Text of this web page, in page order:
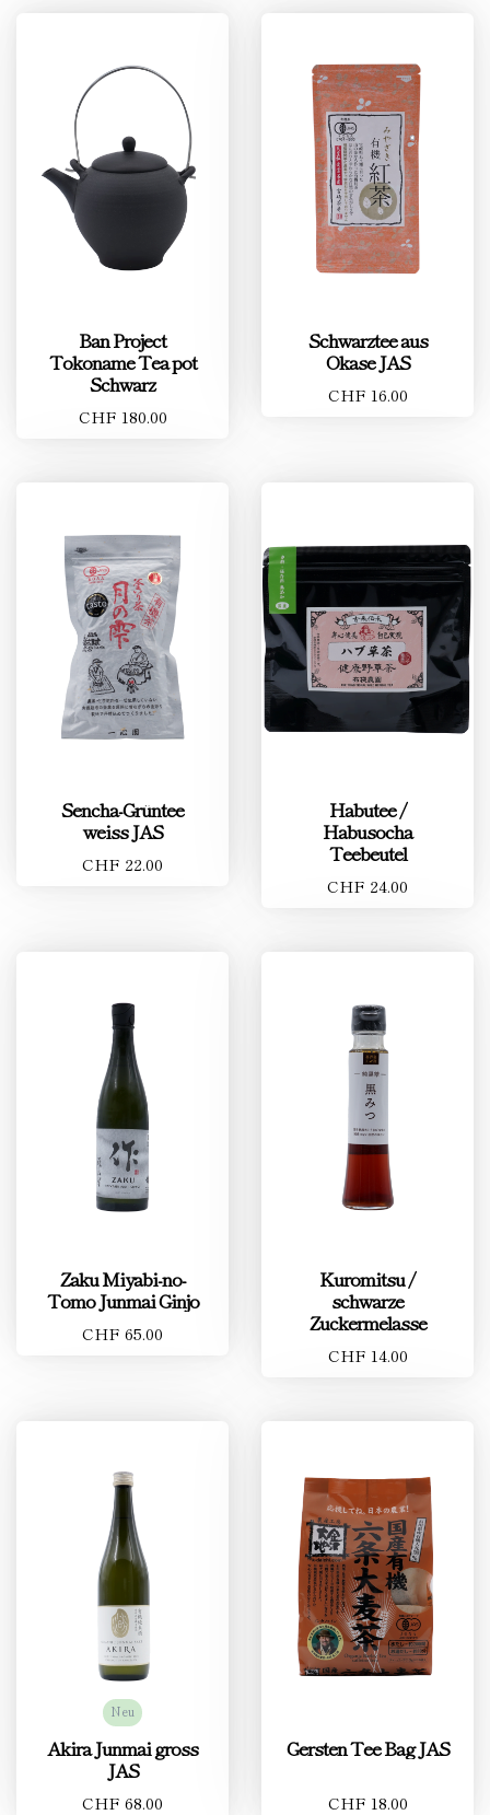
Ban Project
Tokoname Tea pot
Schwarz
CHF 180.00
Schwarztee aus
Okase JAS
CHF 16.00
Sencha-Grüntee
weiss JAS
CHF 22.00
Habutee /
Habusocha
Teebeutel
CHF 24.00
Zaku Miyabi-no-
Tomo Junmai Ginjo
CHF 65.00
Kuromitsu /
schwarze
Zuckermelasse
CHF 14.00
Neu
Akira Junmai gross
JAS
CHF 68.00
Gersten Tee Bag JAS
CHF 18.00